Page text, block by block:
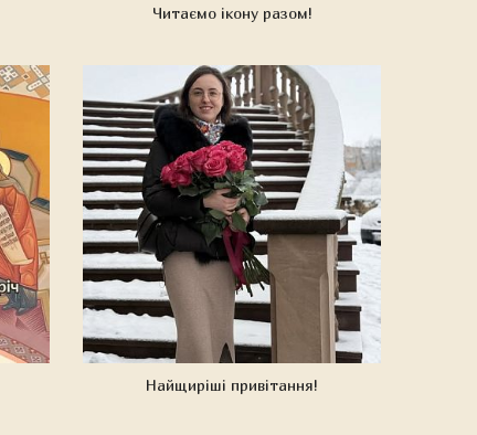
Читаємо ікону разом!
Найщиріші привітання!